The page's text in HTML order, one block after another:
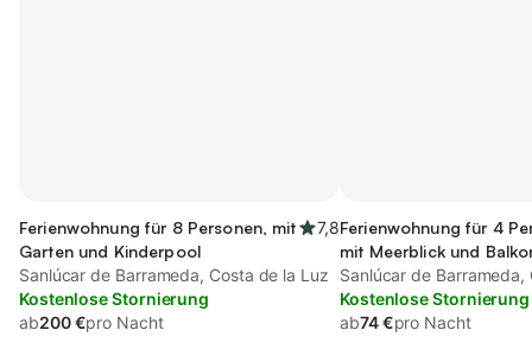
Ferienwohnung für 8 Personen, mit
Garten und Kinderpool
7,8
Sanlúcar de Barrameda, Costa de la Luz
Kostenlose Stornierung
ab200 €pro Nacht
Ferienwohnung für 4
mit Meerblick und
Terrasse
Sanlúcar de Barrameda,
Kostenlose Stornierung
ab74 €pro Nacht